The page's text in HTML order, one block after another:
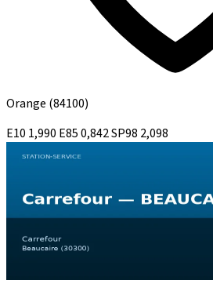
Orange (84100)
E10 1,990 E850,842SP98 2,098